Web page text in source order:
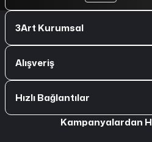
3Art Kurumsal
Alışveriş
Hızlı Bağlantılar
Kampanyalardan